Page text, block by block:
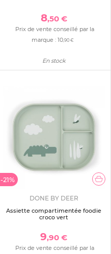
8,50 €
Prix de vente conseillé par la
marque :10 ,90 €
En stock
-21%
DONE BY DEER
Assiette compartimentée foodie
croco vert
9,90 €
Prix de vente conseillé par la